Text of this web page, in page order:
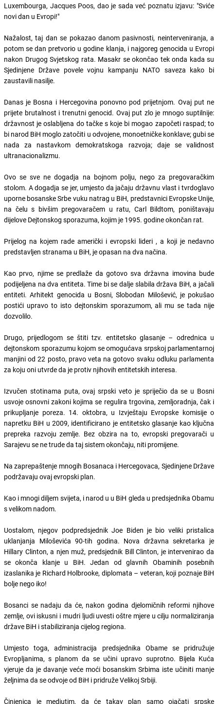
Luxembourga, Jacques Poos, dao je sada već poznatu izjavu: "Sviće
novi dan u Evropi!"
Nažalost, taj dan se pokazao danom pasivnosti, neinterveniranja, a
potom se dan pretvorio u godine klanja, i najgoreg genocida u Evropi
nakon Drugog Svjetskog rata. Masakr se okončao tek onda kada su
Sjedinjene Države povele vojnu kampanju NATO saveza kako bi
zaustavili nasilje.
Danas je Bosna i Hercegovina ponovno pod prijetnjom. Ovaj put ne
prijete brutalnost i trenutni genocid. Ovaj put zlo je mnogo suptilnije:
državnost je oslabljena do tačke s koje bi mogao započeti raspad; to
bi narod BiH moglo zatočiti u odvojene, monoetničke konklave; gubi se
nada za nastavkom demokratskoga razvoja; daje se validnost
ultranacionalizmu.
Ovo se sve ne dogadja na bojnom polju, nego za pregovaračkim
stolom. A dogadja se jer, umjesto da jačaju državnu vlast i tvrdoglavo
uporne bosanske Srbe vuku natrag u BiH, predstavnici Evropske Unije,
na čelu s bivšim pregovaračem u ratu, Carl Bildtom, poništavaju
dijelove Dejtonskog sporazuma, kojim je 1995. godine okončan rat.
Prijelog na kojem rade američki i evropski lideri , a koji je nedavno
predstavljen stranama u BiH, je opasan na dva načina.
Kao prvo, njime se predlaže da gotovo sva državna imovina bude
podijeljena na dva entiteta. Time bi se dalje slabila država BiH, a jačali
entiteti. Arhitekt genocida u Bosni, Slobodan Milošević, je pokušao
postići upravo to isto dejtonskim sporazumom, ali mu se tada nije
dozvolilo.
Drugo, prijedlogom se štiti tzv. entitetsko glasanje – odrednica u
dejtonskom sporazumu kojom se omogućava srpskoj parlamentarnoj
manjini od 22 posto, pravo veta na gotovo svaku odluku parlamenta
za koju oni utvrde da je protiv njihovih entitetskih interesa.
Izvučen stotinama puta, ovaj srpski veto je spriječio da se u Bosni
usvoje osnovni zakoni kojima se regulira trgovina, zemljoradnja, čak i
prikupljanje poreza. 14. oktobra, u Izvještaju Evropske komisije o
napretku BiH u 2009, identificirano je entitetsko glasanje kao ključna
prepreka razvoju zemlje. Bez obzira na to, evropski pregovarači u
Sarajevu se ne trude da taj sistem okončaju, niti promijene.
Na zaprepaštenje mnogih Bosanaca i Hercegovaca, Sjedinjene Države
podržavaju ovaj evropski plan.
Kao i mnogi diljem svijeta, i narod u u BiH gleda u predsjednika Obamu
s velikom nadom.
Uostalom, njegov podpredsjednik Joe Biden je bio veliki pristalica
uklanjanja Miloševića 90-tih godina. Nova državna sekretarka je
Hillary Clinton, a njen muž, predsjednik Bill Clinton, je intervenirao da
se okonča klanje u BiH. Jedan od glavnih Obaminih posebnih
izaslanika je Richard Holbrooke, diplomata – veteran, koji poznaje BiH
bolje nego iko!
Bosanci se nadaju da će, nakon godina djelomičnih reformi njihove
zemlje, ovi iskusni i mudri ljudi uvesti oštre mjere u cilju normaliziranja
države BiH i stabiliziranja cijelog regiona.
Umjesto toga, administracija predsjednika Obame se pridružuje
Evropljanima, s planom da se učini upravo suprotno. Bijela Kuća
vjeruje da je davanje veće moći bosanskim Srbima iste učiniti manje
željnima da se odvoje od BiH i pridruže Velikoj Srbiji.
Činjenica je medjutim, da će takav plan samo ojačati srpske